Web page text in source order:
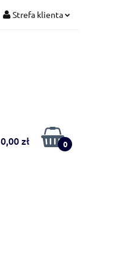
Strefa klienta
0,00 zł 0